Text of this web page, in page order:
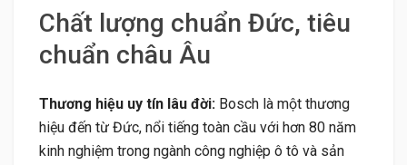
Chất lượng chuẩn Đức, tiêu
chuẩn châu Âu
Thương hiệu uy tín lâu đời: Bosch là một thương
hiệu đến từ Đức, nổi tiếng toàn cầu với hơn 80 năm
kinh nghiệm trong ngành công nghiệp ô tô và sản